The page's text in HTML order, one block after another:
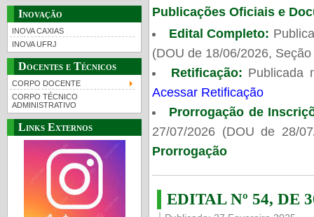
Inovação
INOVA CAXIAS
INOVA UFRJ
Docentes e Técnicos
CORPO DOCENTE
CORPO TÉCNICO
ADMINISTRATIVO
Links Externos
Publicações Oficiais e
Edital Completo:
(DOU de 18/06/2026,
Retificação: Publicada
Acessar Retificação
Prorrogação de
27/07/2026 (DOU de 28/
Prorrogação
EDITAL Nº 54, DE